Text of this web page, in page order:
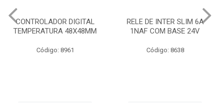
CONTROLADOR DIGITAL
TEMPERATURA 48X48MM
Código: 8961
RELE DE INTER SLIM 6A
1NAF COM BASE 24V
Código: 8638